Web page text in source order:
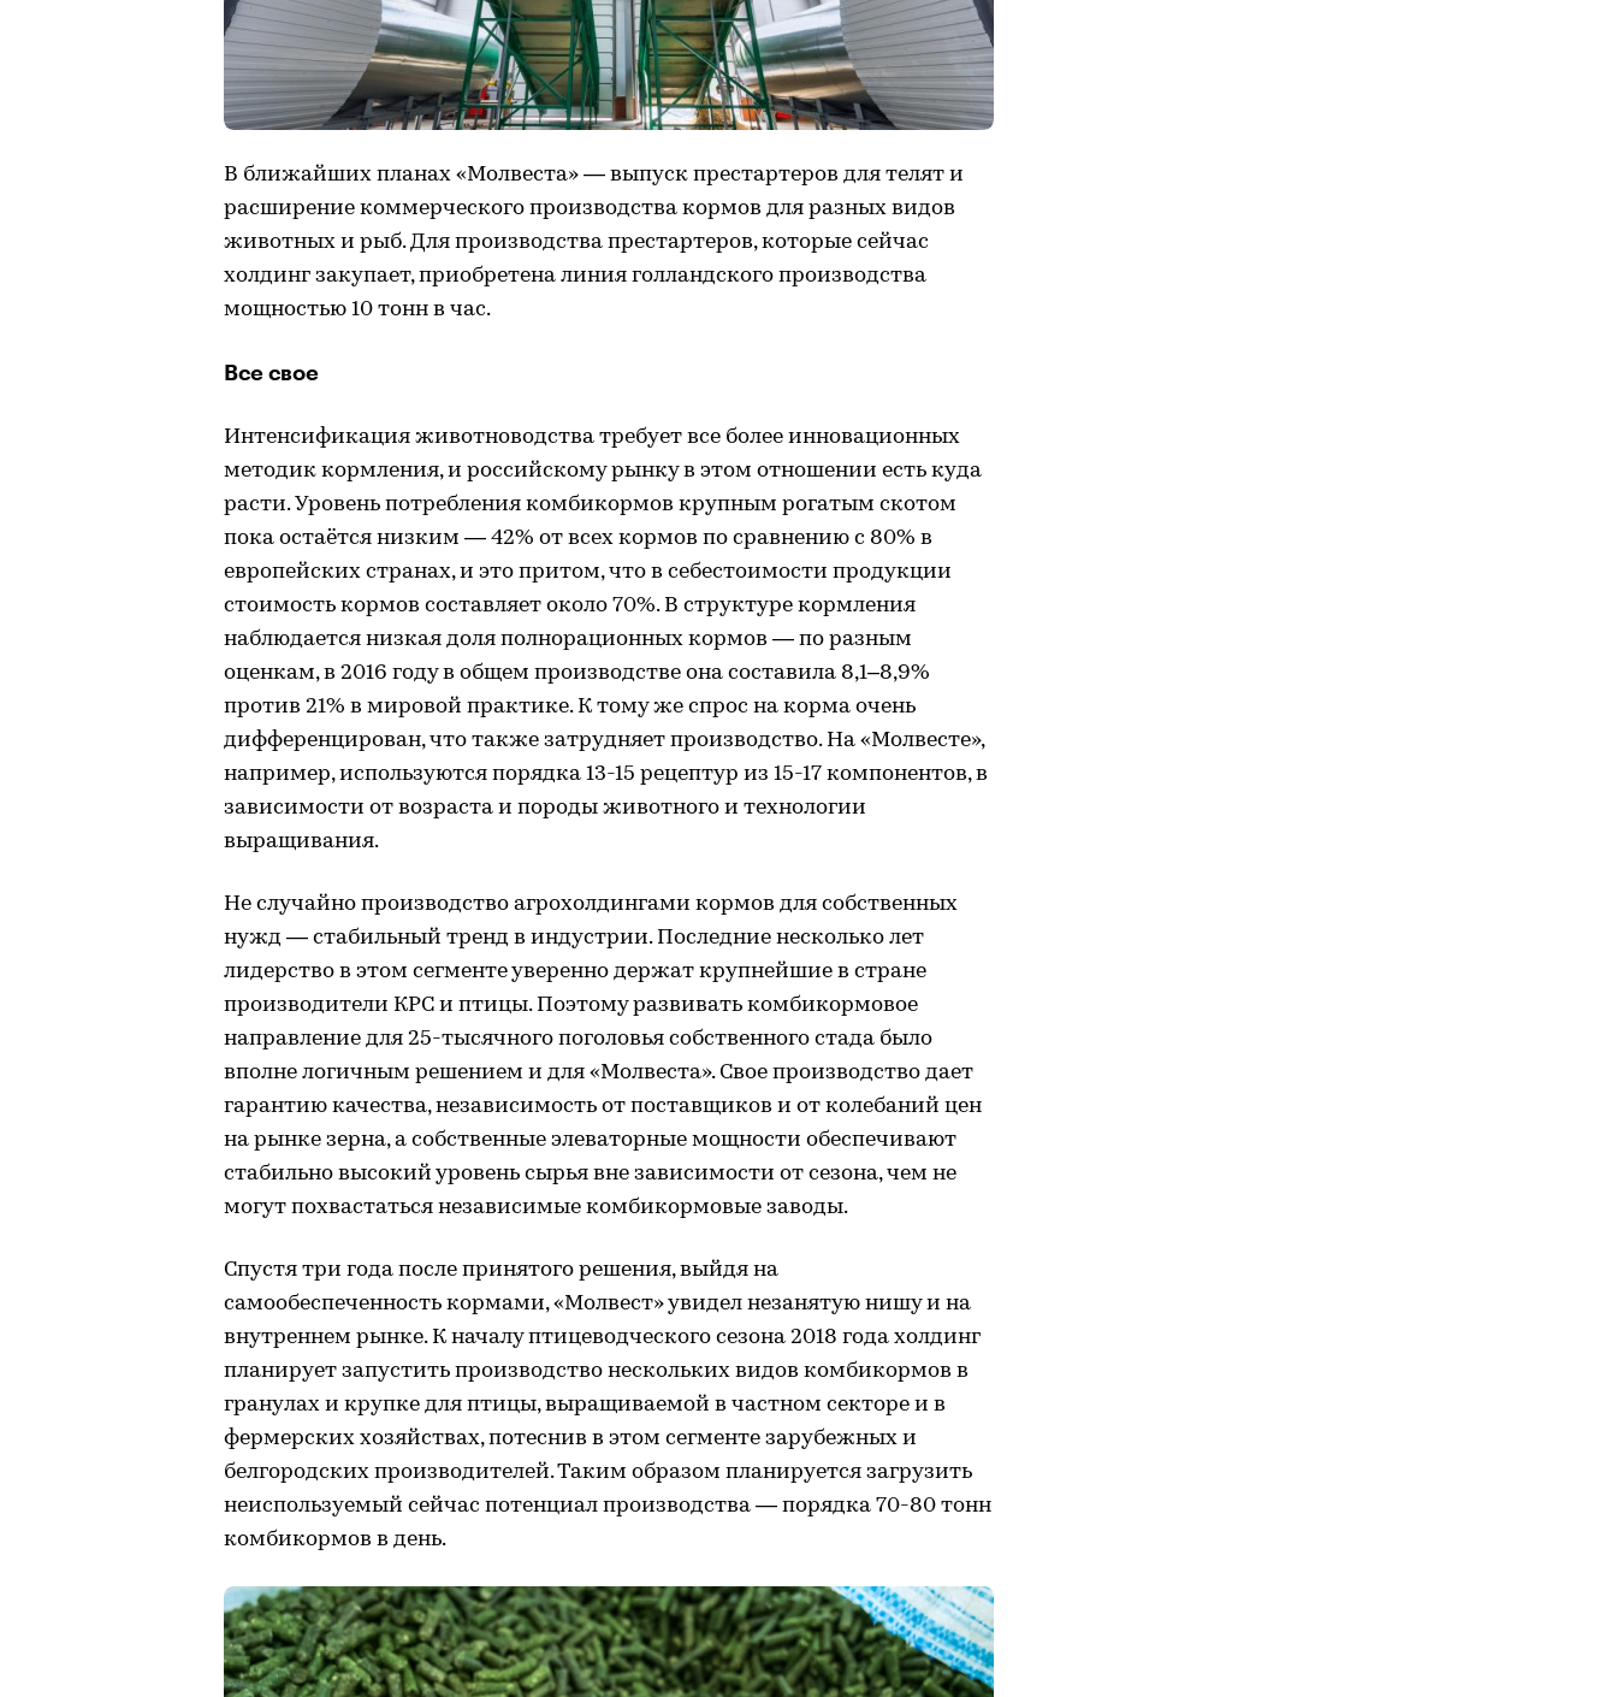
В ближайших планах «Молвеста» — выпуск престартеров для телят и
расширение коммерческого производства кормов для разных видов
животных и рыб. Для производства престартеров, которые сейчас
холдинг закупает, приобретена линия голландского производства
мощностью 10 тонн в час.
Все свое
Интенсификация животноводства требует все более инновационных
методик кормления, и российскому рынку в этом отношении есть куда
расти. Уровень потребления комбикормов крупным рогатым скотом
пока остаётся низким — 42% от всех кормов по сравнению с 80% в
европейских странах, и это притом, что в себестоимости продукции
стоимость кормов составляет около 70%. В структуре кормления
наблюдается низкая доля полнорационных кормов — по разным
оценкам, в 2016 году в общем производстве она составила 8,1–8,9%
против 21% в мировой практике. К тому же спрос на корма очень
дифференцирован, что также затрудняет производство. На «Молвесте»,
например, используются порядка 13-15 рецептур из 15-17 компонентов, в
зависимости от возраста и породы животного и технологии
выращивания.
Не случайно производство агрохолдингами кормов для собственных
нужд — стабильный тренд в индустрии. Последние несколько лет
лидерство в этом сегменте уверенно держат крупнейшие в стране
производители КРС и птицы. Поэтому развивать комбикормовое
направление для 25-тысячного поголовья собственного стада было
вполне логичным решением и для «Молвеста». Свое производство дает
гарантию качества, независимость от поставщиков и от колебаний цен
на рынке зерна, а собственные элеваторные мощности обеспечивают
стабильно высокий уровень сырья вне зависимости от сезона, чем не
могут похвастаться независимые комбикормовые заводы.
Спустя три года после принятого решения, выйдя на
самообеспеченность кормами, «Молвест» увидел незанятую нишу и на
внутреннем рынке. К началу птицеводческого сезона 2018 года холдинг
планирует запустить производство нескольких видов комбикормов в
гранулах и крупке для птицы, выращиваемой в частном секторе и в
фермерских хозяйствах, потеснив в этом сегменте зарубежных и
белгородских производителей. Таким образом планируется загрузить
неиспользуемый сейчас потенциал производства — порядка 70-80 тонн
комбикормов в день.